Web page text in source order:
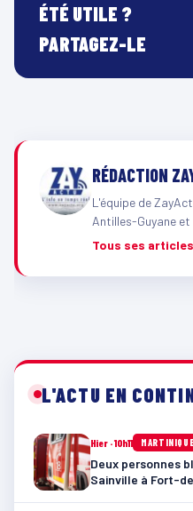
ÉTÉ UTILE ?
PARTAGEZ-LE
RÉDACTION
L'équipe de
Antilles-Guyane
Tous ses
L'ACTU EN
Hier · 10h11 MARTINIQUE
Deux personnes
Sainville à Fort-